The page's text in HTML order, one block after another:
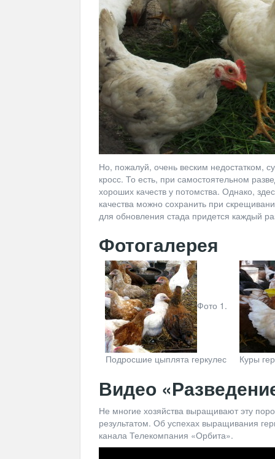
Но, пожалуй, очень веским недостатком,
кросс. То есть, при самостоятельном
хороших качеств у потомства. Однако,
качества можно сохранить при
для обновления стада придется каждый
Фотогалерея
Фото 1.
Подросшие цыплята геркулес Куры
Видео
Не многие хозяйства выращивают эту
результатом. Об успехах выращивания
канала Телекомпания «Орбита».